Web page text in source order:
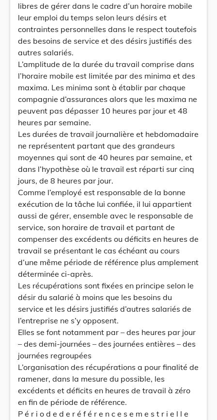
libres de gérer dans le cadre d’un horaire mobile
leur emploi du temps selon leurs désirs et
contraintes personnelles dans le respect toutefois
des besoins de service et des désirs justifiés des
autres salariés.
L’amplitude de la durée du travail comprise dans
l’horaire mobile est limitée par des minima et des
maxima. Les minima sont à établir par chaque
compagnie d’assurances alors que les maxima ne
peuvent pas dépasser 10 heures par jour et 48
heures par semaine.
Les durées de travail journalière et hebdomadaire
ne représentent partant que des grandeurs
moyennes qui sont de 40 heures par semaine, et
dans l’hypothèse où le travail est réparti sur cinq
jours, de 8 heures par jour.
Comme l’employé est responsable de la bonne
exécution de la tâche lui confiée, il lui appartient
aussi de gérer, ensemble avec le responsable de
service, son horaire de travail et partant de
compenser des excédents ou déficits en heures de
travail se présentant le cas échéant au cours
d’une même période de référence plus amplement
déterminée ci-après.
Les récupérations sont fixées en principe selon le
désir du salarié à moins que les besoins du
service et les désirs justifiés d’autres salariés de
l’entreprise ne s’y opposent.
Elles se font notamment par – des heures par jour
– des demi-journées – des journées entières – des
journées regroupées
L’organisation des récupérations a pour finalité de
ramener, dans la mesure du possible, les
excédents et déficits en heures de travail à zéro
en fin de période de référence.
P é r i o d e d e r é f é r e n c e s e m e s t r i e l l e